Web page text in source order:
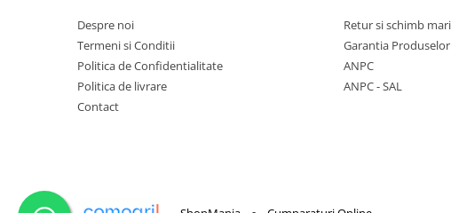
Despre noi
Termeni si Conditii
Politica de Confidentialitate
Politica de livrare
Contact
Retur si schimb
Garantia Produselor
ANPC
ANPC - SAL